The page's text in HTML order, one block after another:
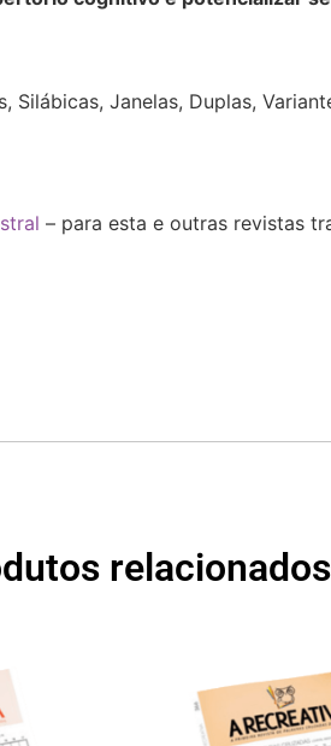
Silábicas, Janelas, Duplas,
– para esta e outras revistas
relacionados